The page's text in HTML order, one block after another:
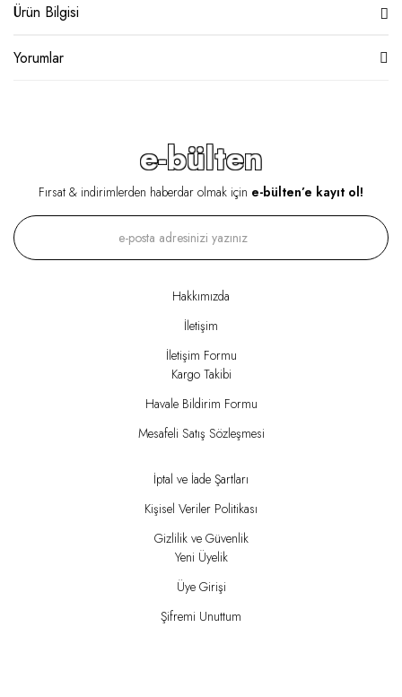
Ürün Bilgisi
Yorumlar
e-bülten
Fırsat & indirimlerden haberdar olmak için e-bülten’e kayıt ol!
Hakkımızda
İletişim
İletişim Formu
Kargo Takibi
Havale Bildirim Formu
Mesafeli Satış Sözleşmesi
İptal ve İade Şartları
Kişisel Veriler Politikası
Gizlilik ve Güvenlik
Yeni Üyelik
Üye Girişi
Şifremi Unuttum